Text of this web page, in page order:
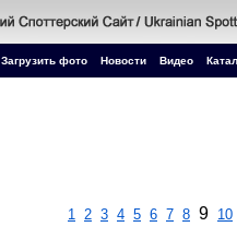
Загрузить фото Новости Видео
1 2 3 4 5 6 7 8 9 10